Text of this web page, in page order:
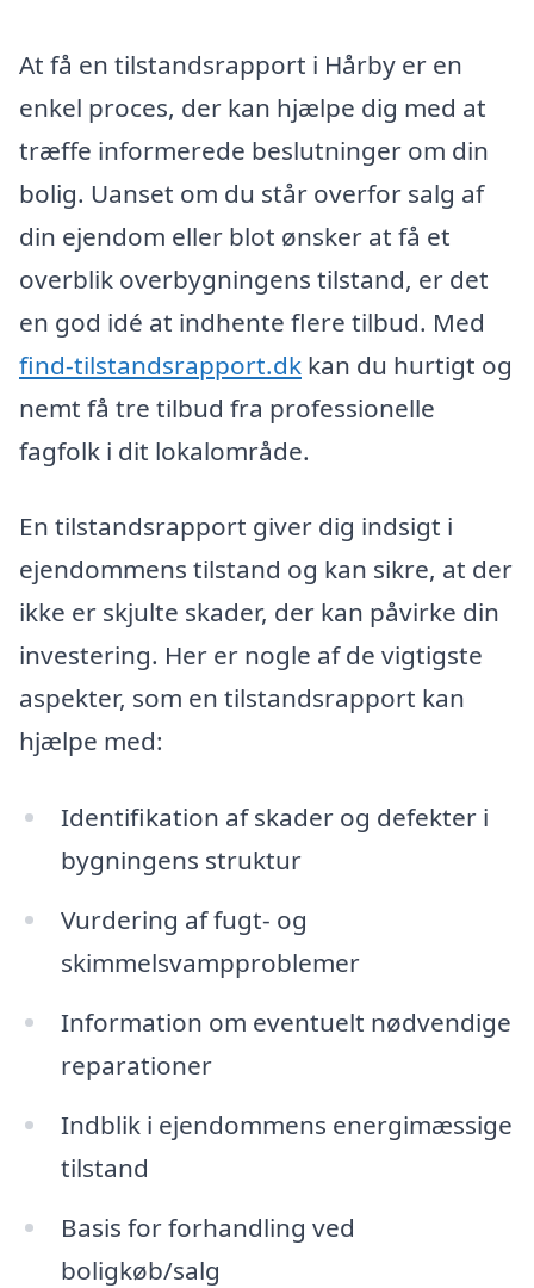
At få en tilstandsrapport i Hårby er en
enkel proces, der kan hjælpe dig med at
træffe informerede beslutninger om din
bolig. Uanset om du står overfor salg af
din ejendom eller blot ønsker at få et
overblik overbygningens tilstand, er det
en god idé at indhente flere tilbud. Med
find-tilstandsrapport.dk kan du hurtigt og
nemt få tre tilbud fra professionelle
fagfolk i dit lokalområde.
En tilstandsrapport giver dig indsigt i
ejendommens tilstand og kan sikre, at der
ikke er skjulte skader, der kan påvirke din
investering. Her er nogle af de vigtigste
aspekter, som en tilstandsrapport kan
hjælpe med:
Identifikation af skader og defekter i
bygningens struktur
Vurdering af fugt- og
skimmelsvampproblemer
Information om eventuelt nødvendige
reparationer
Indblik i ejendommens energimæssige
tilstand
Basis for forhandling ved
boligkøb/salg